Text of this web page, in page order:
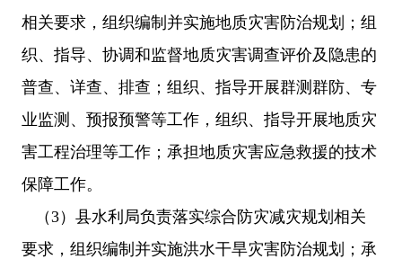
相关要求，组织编制并实施地质灾害防治规划；组
织、指导、协调和监督地质灾害调查评价及隐患的
普查、详查、排查；组织、指导开展群测群防、专
业监测、预报预警等工作，组织、指导开展地质灾
害工程治理等工作；承担地质灾害应急救援的技术
保障工作。
（3）县水利局负责落实综合防灾减灾规划相关
要求，组织编制并实施洪水干旱灾害防治规划；承